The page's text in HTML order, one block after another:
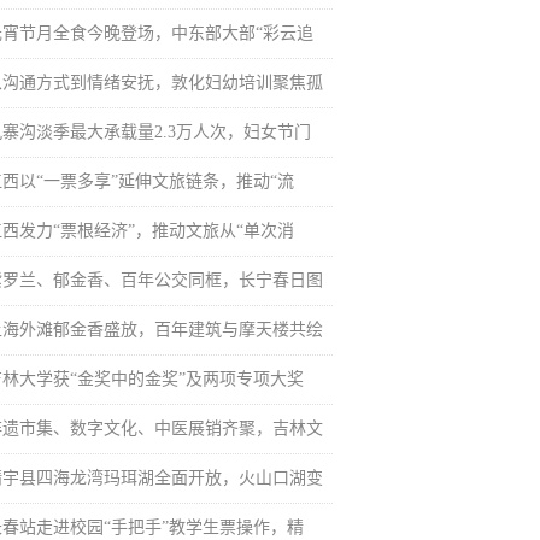
节月全食今晚登场，中东部大部“彩云追
通方式到情绪安抚，敦化妇幼培训聚焦孤
沟淡季最大承载量2.3万人次，妇女节门
以“一票多享”延伸文旅链条，推动“流
发力“票根经济”，推动文旅从“单次消
兰、郁金香、百年公交同框，长宁春日图
外滩郁金香盛放，百年建筑与摩天楼共绘
大学获“金奖中的金奖”及两项专项大奖
市集、数字文化、中医展销齐聚，吉林文
县四海龙湾玛珥湖全面开放，火山口湖变
站走进校园“手把手”教学生票操作，精